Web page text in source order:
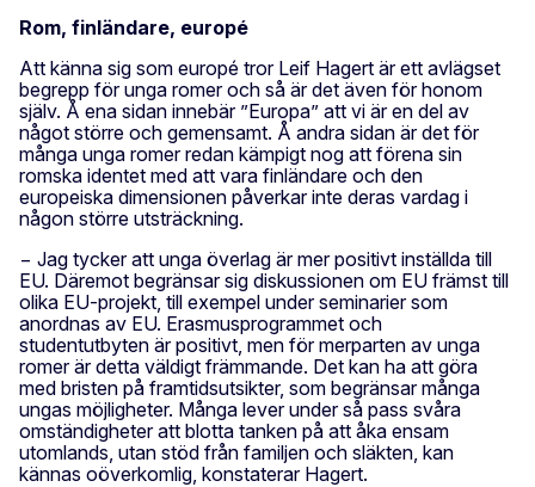
Rom, finländare, europé
Att känna sig som europé tror Leif Hagert är ett avlägset
begrepp för unga romer och så är det även för honom
själv. Å ena sidan innebär ”Europa” att vi är en del av
något större och gemensamt. Å andra sidan är det för
många unga romer redan kämpigt nog att förena sin
romska identet med att vara finländare och den
europeiska dimensionen påverkar inte deras vardag i
någon större utsträckning.
− Jag tycker att unga överlag är mer positivt inställda till
EU. Däremot begränsar sig diskussionen om EU främst till
olika EU-projekt, till exempel under seminarier som
anordnas av EU. Erasmusprogrammet och
studentutbyten är positivt, men för merparten av unga
romer är detta väldigt främmande. Det kan ha att göra
med bristen på framtidsutsikter, som begränsar många
ungas möjligheter. Många lever under så pass svåra
omständigheter att blotta tanken på att åka ensam
utomlands, utan stöd från familjen och släkten, kan
kännas oöverkomlig, konstaterar Hagert.